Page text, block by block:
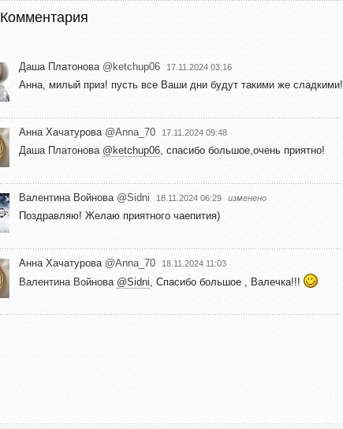
Комментария
Даша Платонова @ketchup06 17.11.2024 03:16
Анна, милый приз! пусть все Ваши дни будут такими же сладкими!
Анна Хачатурова @Anna_70 17.11.2024 09:48
Даша Платонова @ketchup06, спасибо большое,очень приятно!
Валентина Войнова @Sidni 18.11.2024 06:29 изменено
Поздравляю! Желаю приятного чаепития)
Анна Хачатурова @Anna_70 18.11.2024 11:03
Валентина Войнова @Sidni, Спасибо большое , Валечка!!!